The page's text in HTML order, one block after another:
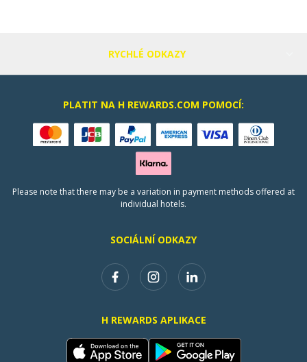
RYCHLÉ ODKAZY
SOCIÁLNÍ ODKAZY
H REWARDS APLIKACE
PLATIT NA H REWARDS.COM POMOCÍ:
Please note that there may be a variation in payment methods offered at
individual hotels.